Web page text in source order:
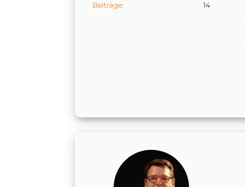
Beiträge 14